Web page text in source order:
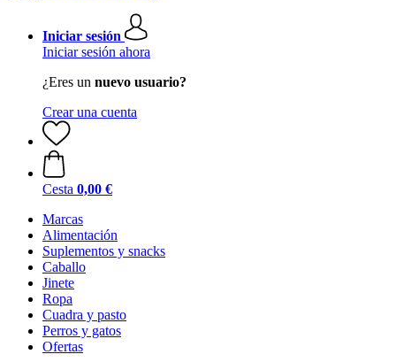
Iniciar sesión
Iniciar sesión ahora
¿Eres un nuevo usuario?
Crear una cuenta
Cesta 0,00 €
Marcas
Alimentación
Suplementos y snacks
Caballo
Jinete
Ropa
Cuadra y pasto
Perros y gatos
Ofertas